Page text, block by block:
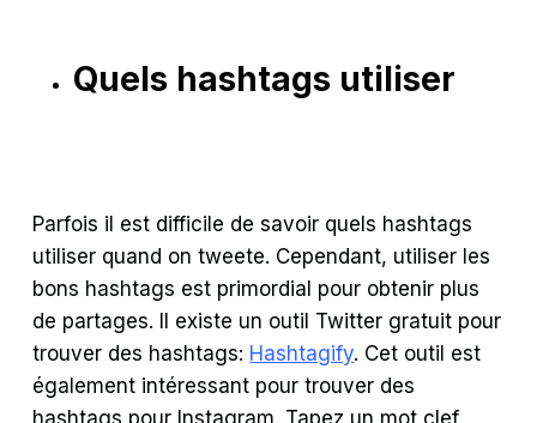
Quels hashtags utiliser
Parfois il est difficile de savoir quels hashtags
utiliser quand on tweete. Cependant, utiliser les
bons hashtags est primordial pour obtenir plus
de partages. Il existe un outil Twitter gratuit pour
trouver des hashtags: Hashtagify. Cet outil est
également intéressant pour trouver des